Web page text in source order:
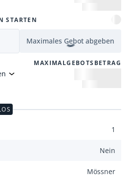
STARTEN
Maximales Gebot abgeben
MAXIMALGEBOTSBETRAG
1
Nein
Mössner